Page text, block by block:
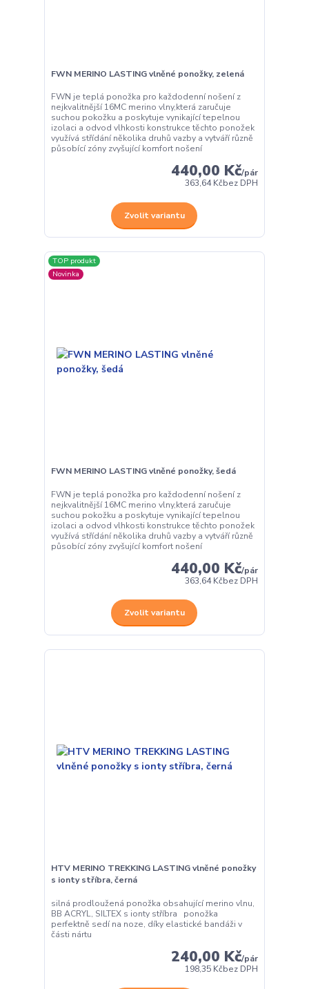
FWN MERINO LASTING vlněné ponožky, zelená
FWN je teplá ponožka pro každodenní nošení z
nejkvalitnější 16MC merino vlny,která zaručuje
suchou pokožku a poskytuje vynikající tepelnou
izolaci a odvod vlhkosti konstrukce těchto ponožek
využívá střídání několika druhů vazby a vytváří různě
působící zóny zvyšující komfort nošení
440,00 Kč/pár
363,64 Kčbez DPH
Zvolit variantu
TOP produkt
Novinka
FWN MERINO LASTING vlněné ponožky, šedá
FWN je teplá ponožka pro každodenní nošení z
nejkvalitnější 16MC merino vlny,která zaručuje
suchou pokožku a poskytuje vynikající tepelnou
izolaci a odvod vlhkosti konstrukce těchto ponožek
využívá střídání několika druhů vazby a vytváří různě
působící zóny zvyšující komfort nošení
440,00 Kč/pár
363,64 Kčbez DPH
Zvolit variantu
HTV MERINO TREKKING LASTING vlněné ponožky
s ionty stříbra, černá
silná prodloužená ponožka obsahující merino vlnu,
BB ACRYL, SILTEX s ionty stříbra ponožka
perfektně sedí na noze, díky elastické bandáži v
části nártu
240,00 Kč/pár
198,35 Kčbez DPH